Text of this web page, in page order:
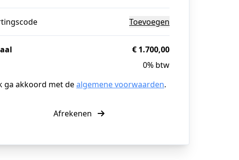
Toevoegen
€ 1.700,00
0% btw
ga akkoord met dealgemene voorwaarden.
Afrekenen